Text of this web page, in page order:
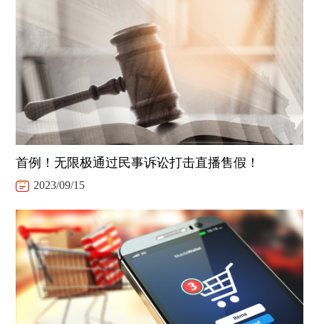
首例！无限极通过民事诉讼打击直播售假！
2023/09/15